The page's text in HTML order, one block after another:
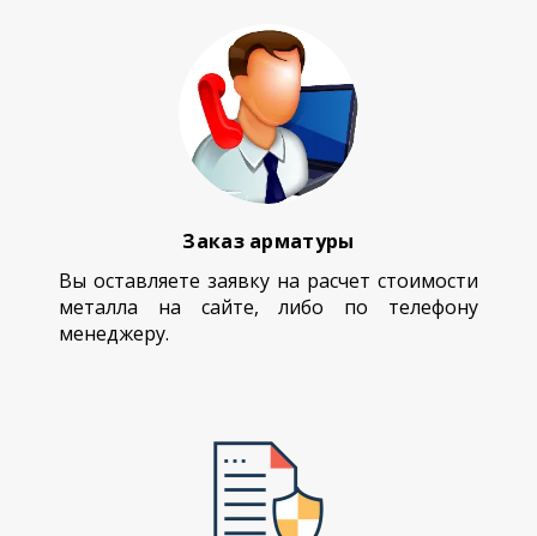
Заказ арматуры
Вы оставляете заявку на расчет стоимости
металла на сайте, либо по телефону
менеджеру.